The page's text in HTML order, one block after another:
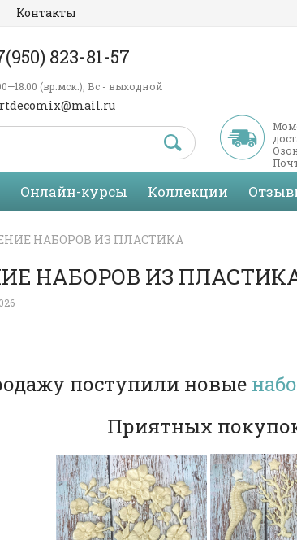
Контакты
823-81-57
(вр.мск.), Вс - выходной
Онлайн-курсы Коллекции
НАБОРОВ ИЗ ПЛАСТИКА
НАБОРОВ ИЗ
поступили новые
Приятных